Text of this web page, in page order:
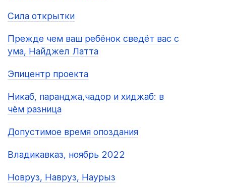
Сила открытки
Прежде чем ваш ребёнок сведёт вас с
ума, Найджел Латта
Эпицентр проекта
Никаб, паранджа,чадор и хиджаб: в
чём разница
Допустимое время опоздания
Владикавказ, ноябрь 2022
Новруз, Навруз, Наурыз